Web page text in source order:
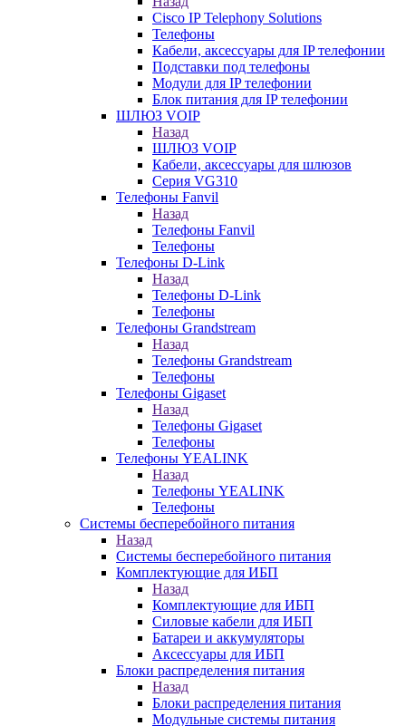
Cisco IP Telephony Solutions
Телефоны
Кабели, аксессуары для IP телефонии
Подставки под телефоны
Модули для IP телефонии
Блок питания для IP телефонии
ШЛЮЗ VOIP
Назад
ШЛЮЗ VOIP
Кабели, аксессуары для шлюзов
Серия VG310
Телефоны Fanvil
Назад
Телефоны Fanvil
Телефоны
Телефоны D-Link
Назад
Телефоны D-Link
Телефоны
Телефоны Grandstream
Назад
Телефоны Grandstream
Телефоны
Телефоны Gigaset
Назад
Телефоны Gigaset
Телефоны
Телефоны YEALINK
Назад
Телефоны YEALINK
Телефоны
Системы бесперебойного питания
Назад
Системы бесперебойного питания
Комплектующие для ИБП
Назад
Комплектующие для ИБП
Силовые кабели для ИБП
Батареи и аккумуляторы
Аксессуары для ИБП
Блоки распределения питания
Назад
Блоки распределения питания
Модульные системы питания